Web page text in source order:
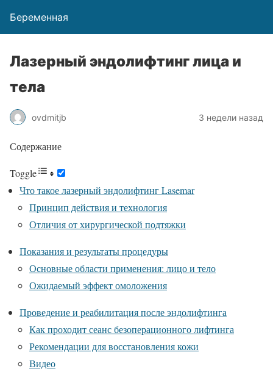
Беременная
Лазерный эндолифтинг лица и
тела
ovdmitjb 3 недели назад
Содержание
Toggle
Что такое лазерный эндолифтинг Lasemar
Принцип действия и технология
Отличия от хирургической подтяжки
Показания и результаты процедуры
Основные области применения: лицо и тело
Ожидаемый эффект омоложения
Проведение и реабилитация после эндолифтинга
Как проходит сеанс безоперационного лифтинга
Рекомендации для восстановления кожи
Видео